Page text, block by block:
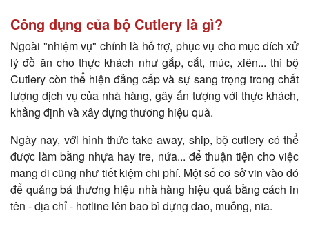
Công dụng của bộ Cutlery là gì?
Ngoài "nhiệm vụ" chính là hỗ trợ, phục vụ cho mục đích xử
lý đồ ăn cho thực khách như gắp, cắt, múc, xiên... thì bộ
Cutlery còn thể hiện đẳng cấp và sự sang trọng trong chất
lượng dịch vụ của nhà hàng, gây ấn tượng với thực khách,
khẳng định và xây dựng thương hiệu quả.
Ngày nay, với hình thức take away, ship, bộ cutlery có thể
được làm bằng nhựa hay tre, nứa... để thuận tiện cho việc
mang đi cũng như tiết kiệm chi phí. Một số cơ sở vin vào đó
để quảng bá thương hiệu nhà hàng hiệu quả bằng cách in
tên - địa chỉ - hotline lên bao bì đựng dao, muỗng, nĩa.